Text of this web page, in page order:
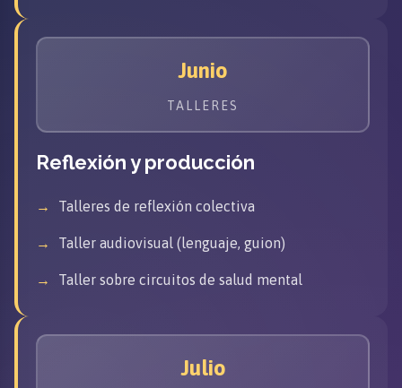
Junio
TALLERES
Reflexión y producción
Talleres de reflexión colectiva
Taller audiovisual (lenguaje, guion)
Taller sobre circuitos de salud mental
Julio